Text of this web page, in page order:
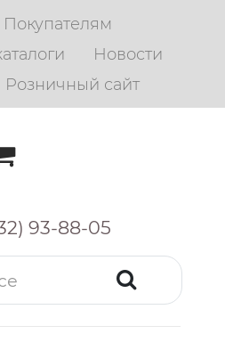
Покупателям
Новости
Розничный сайт
93-88-05